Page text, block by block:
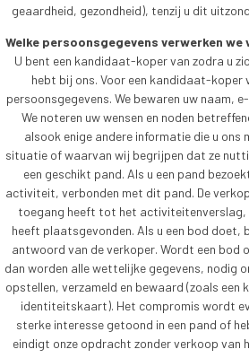
geaardheid, gezondheid), tenzij u dit
Welke persoonsgegevens verwerken
U bent een kandidaat-koper van zodra u
hebt bij ons. Voor een kandidaat-koper
persoonsgegevens. We bewaren uw naam,
We noteren uw wensen en noden
alsook enige andere informatie die u ons
situatie of waarvan wij begrijpen dat ze
een geschikt pand. Als u een pand
activiteit, verbonden met dit pand. De
toegang heeft tot het activiteitenverslag,
heeft plaatsgevonden. Als u een bod doet,
antwoord van de verkoper. Wordt een bod
dan worden alle wettelijke gegevens, nodig
opstellen, verzameld en bewaard (zoals een
identiteitskaart). Het compromis wordt
sterke interesse getoond in een pand of
eindigt onze opdracht zonder verkoop van